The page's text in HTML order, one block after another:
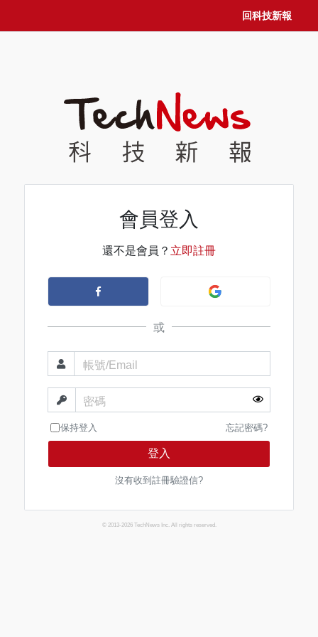
回科技新報
會員登入
還不是會員？ 立即註冊
或
帳號/Email
密碼
保持登入 忘記密碼?
登入
沒有收到註冊驗證信?
© 2013-2026 TechNews Inc. All rights reserved.